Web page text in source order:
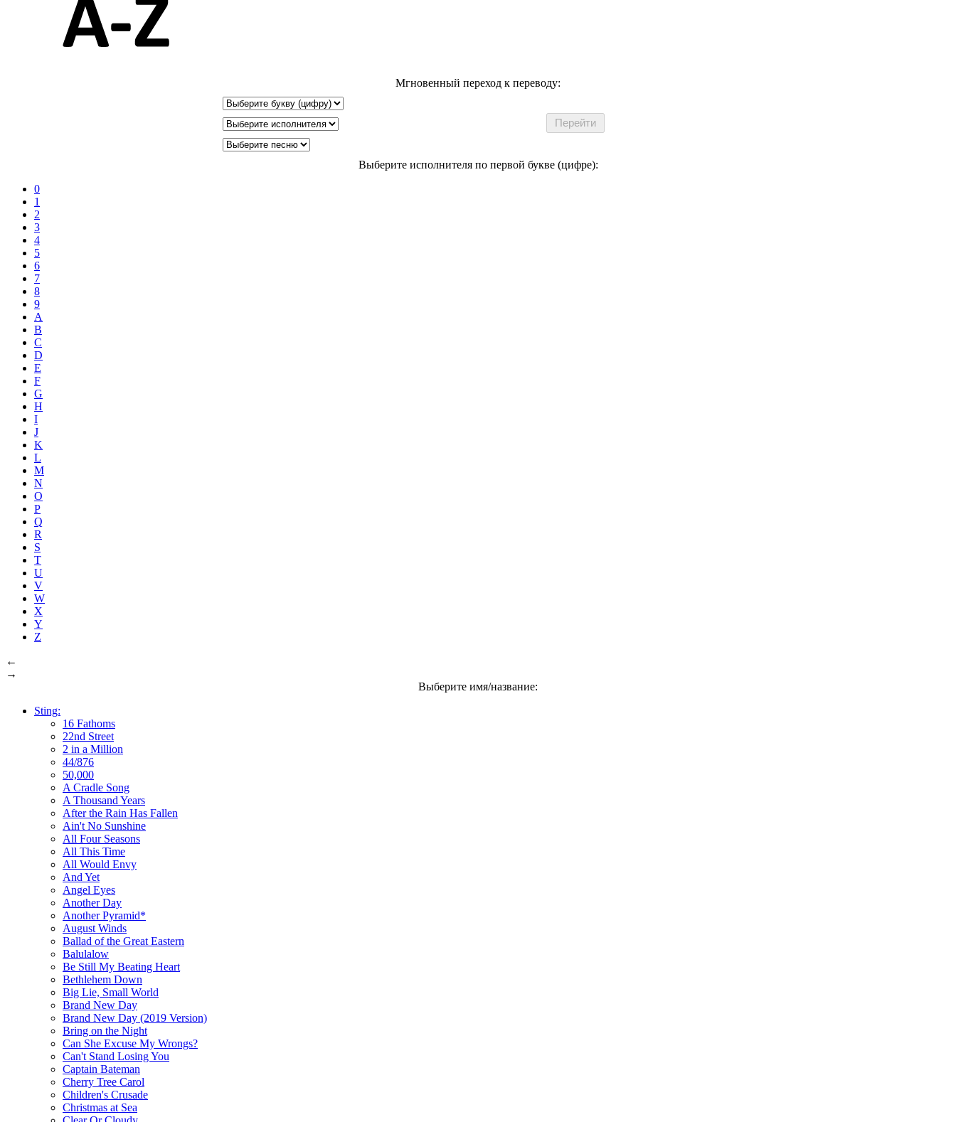
Мгновенный переход к переводу:
Выберите исполнителя по первой букве (цифре):
0
1
2
3
4
5
6
7
8
9
A
B
C
D
E
F
G
H
I
J
K
L
M
N
O
P
Q
R
S
T
U
V
W
X
Y
Z
←
→
Выберите имя/название:
Sting:
16 Fathoms
22nd Street
2 in a Million
44/876
50,000
A Cradle Song
A Thousand Years
After the Rain Has Fallen
Ain't No Sunshine
All Four Seasons
All This Time
All Would Envy
And Yet
Angel Eyes
Another Day
Another Pyramid*
August Winds
Ballad of the Great Eastern
Balulalow
Be Still My Beating Heart
Bethlehem Down
Big Lie, Small World
Brand New Day
Brand New Day (2019 Version)
Bring on the Night
Can She Excuse My Wrongs?
Can't Stand Losing You
Captain Bateman
Cherry Tree Carol
Children's Crusade
Christmas at Sea